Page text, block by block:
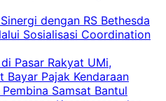
dengan RS Bethesda
Sosialisasi Coordination
Pasar Rakyat UMi,
Bayar Pajak Kendaraan
Samsat Bantul